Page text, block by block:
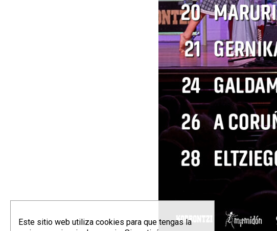
Este sitio web utiliza cookies para que tengas la